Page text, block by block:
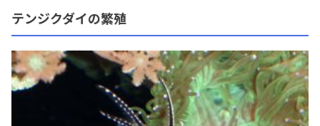
テンジクダイの繁殖